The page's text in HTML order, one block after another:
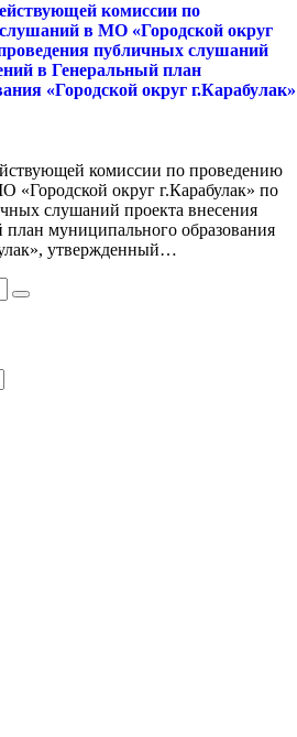
комиссии по
в МО «Городской округ
публичных слушаний
в Генеральный план
«Городской округ г.Карабулак»
комиссии по проведению
округ г.Карабулак» по
слушаний проекта внесения
муниципального образования
утвержденный…